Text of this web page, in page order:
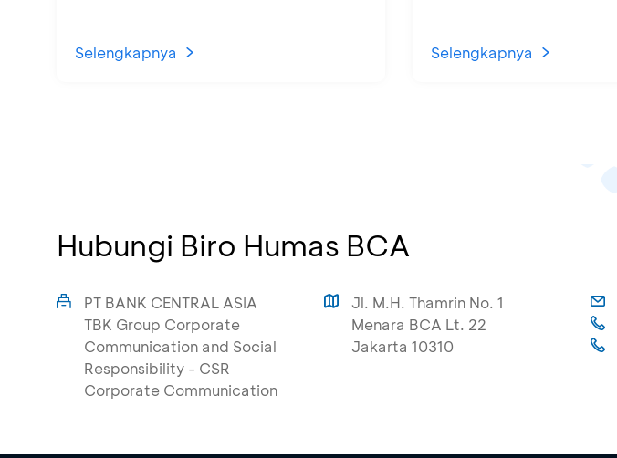
Selengkapnya Selengkapnya
Hubungi Biro Humas BCA
PT BANK CENTRAL ASIA
TBK Group Corporate
Communication and Social
Responsibility - CSR
Corporate Communication
Jl. M.H. Thamrin No. 1
Menara BCA Lt. 22
Jakarta 10310